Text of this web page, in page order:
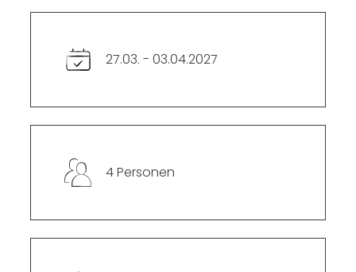
----
27.03. - 03.04.2027
4 Personen